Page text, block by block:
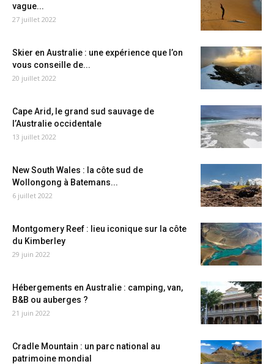
vague...
27 juillet 2022
Skier en Australie : une expérience que l’on
vous conseille de...
20 juillet 2022
Cape Arid, le grand sud sauvage de
l’Australie occidentale
13 juillet 2022
New South Wales : la côte sud de
Wollongong à Batemans...
6 juillet 2022
Montgomery Reef : lieu iconique sur la côte
du Kimberley
29 juin 2022
Hébergements en Australie : camping, van,
B&B ou auberges ?
21 juin 2022
Cradle Mountain : un parc national au
patrimoine mondial